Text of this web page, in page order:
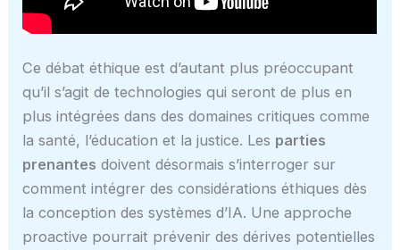
Ce débat éthique est d’autant plus préoccupant
qu’il s’agit de technologies qui seront de plus en
plus intégrées dans des domaines critiques comme
la santé, l’éducation et la justice. Les parties
prenantes doivent désormais s’interroger sur
comment intégrer des considérations éthiques dès
la conception des systèmes d’IA. Une approche
proactive pourrait prévenir des dérives potentielles